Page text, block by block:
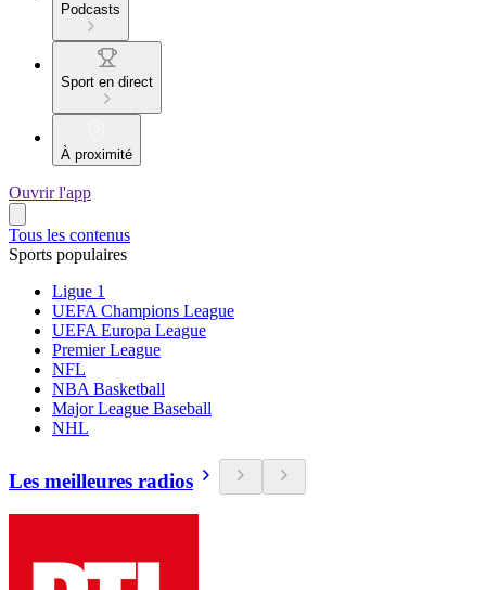
Podcasts
Sport en direct
À proximité
Ouvrir l'app
Tous les contenus
Sports populaires
Ligue 1
UEFA Champions League
UEFA Europa League
Premier League
NFL
NBA Basketball
Major League Baseball
NHL
Les meilleures radios